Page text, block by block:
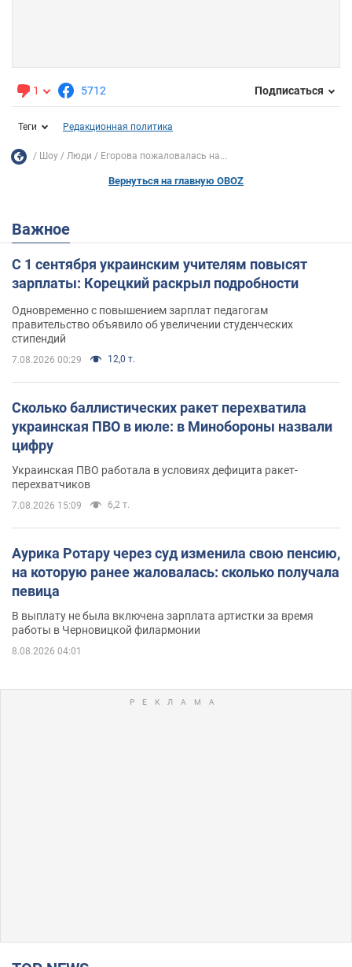
1 5712 Подписаться
Теги Редакционная политика
Шоу Люди Егорова пожаловалась на...
Вернуться на главную OBOZ
Важное
С 1 сентября украинским учителям повысят
зарплаты: Корецкий раскрыл подробности
Одновременно с повышением зарплат педагогам
правительство объявило об увеличении студенческих
стипендий
7.08.2026 00:29 12,0 т.
Сколько баллистических ракет перехватила
украинская ПВО в июле: в Минобороны назвали
цифру
Украинская ПВО работала в условиях дефицита ракет-
перехватчиков
7.08.2026 15:09 6,2 т.
Аурика Ротару через суд изменила свою пенсию,
на которую ранее жаловалась: сколько получала
певица
В выплату не была включена зарплата артистки за время
работы в Черновицкой филармонии
8.08.2026 04:01